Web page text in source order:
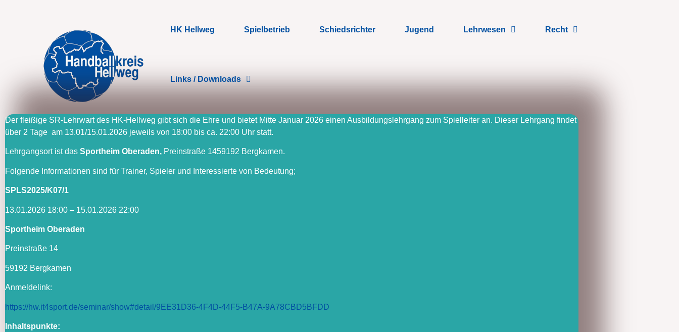
HK Hellweg Spielbetrieb Schiedsrichter Jugend Lehrwesen Recht
Links / Downloads
Der fleißige SR-Lehrwart des HK-Hellweg gibt sich die Ehre und bietet Mitte Januar 2026 einen Ausbildungslehrgang zum Spielleiter an. Dieser Lehrgang findet
über 2 Tage am 13.01/15.01.2026 jeweils von 18:00 bis ca. 22:00 Uhr statt.
Lehrgangsort ist das Sportheim Oberaden, Preinstraße 1459192 Bergkamen.
Folgende Informationen sind für Trainer, Spieler und Interessierte von Bedeutung;
SPLS2025/K07/1
13.01.2026 18:00 – 15.01.2026 22:00
Sportheim Oberaden
Preinstraße 14
59192 Bergkamen
Anmeldelink:
https://hw.it4sport.de/seminar/show#detail/9EE31D36-4F4D-44F5-B47A-9A78CBD5BFDD
Inhaltspunkte: